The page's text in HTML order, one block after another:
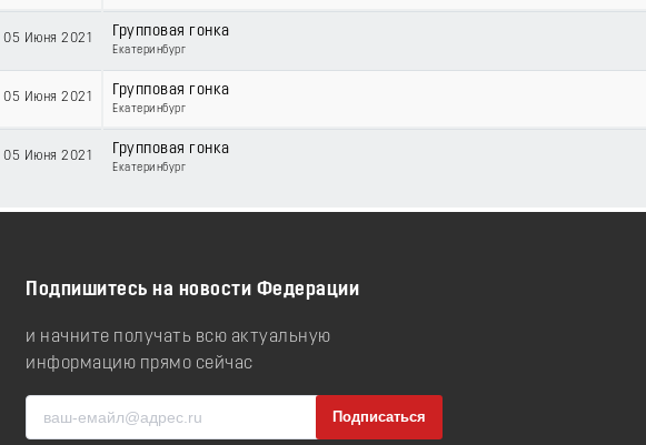
05 Июня 2021 Групповая гонка
Екатеринбург
05 Июня 2021 Групповая гонка
Екатеринбург
05 Июня 2021 Групповая гонка
Екатеринбург
Подпишитесь на новости Федерации
и начните получать всю актуальную
информацию прямо сейчас